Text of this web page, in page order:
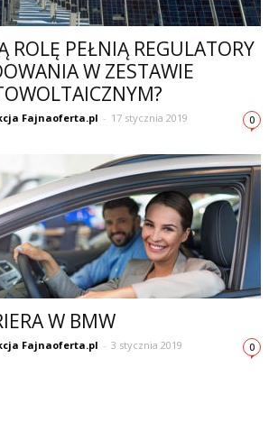
ROLĘ PEŁNIĄ REGULATORY
W ZESTAWIE
Fajnaoferta.pl - 17 stycznia 2019 0
W BMW
Fajnaoferta.pl - 3 stycznia 2019 0